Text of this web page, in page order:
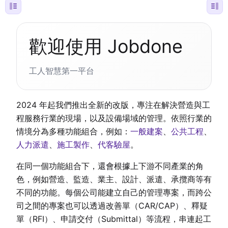
歡迎使用 Jobdone
工人智慧第一平台
2024 年起我們推出全新的改版，專注在解決營造與工
程服務行業的現場，以及設備場域的管理。依照行業的
情境分為多種功能組合，例如： 一般建案、 公共工程、
人力派遣、 施工製作、 代客驗屋。
在同一個功能組合下，還會根據上下游不同產業的角
色，例如營造、監造、業主、設計、派遣、承攬商等有
不同的功能。每個公司能建立自己的管理專案，而跨公
司之間的專案也可以透過改善單（CAR/CAP）、釋疑
單（RFI）、申請交付（Submittal）等流程，串連起工